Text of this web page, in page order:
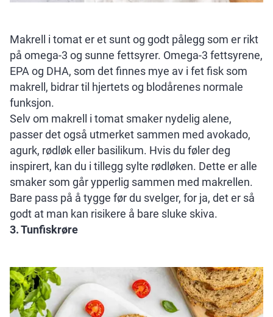
Makrell i tomat er et sunt og godt pålegg som er rikt
på omega-3 og sunne fettsyrer. Omega-3 fettsyrene,
EPA og DHA, som det finnes mye av i fet fisk som
makrell, bidrar til hjertets og blodårenes normale
funksjon.
Selv om makrell i tomat smaker nydelig alene,
passer det også utmerket sammen med avokado,
agurk, rødløk eller basilikum. Hvis du føler deg
inspirert, kan du i tillegg sylte rødløken. Dette er alle
smaker som går ypperlig sammen med makrellen.
Bare pass på å tygge før du svelger, for ja, det er så
godt at man kan risikere å bare sluke skiva.
3. Tunfiskrøre